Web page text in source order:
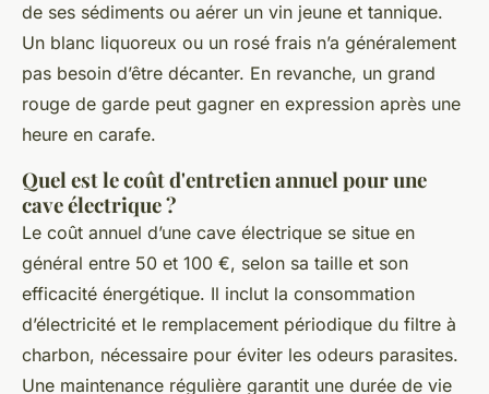
de ses sédiments ou aérer un vin jeune et tannique.
Un blanc liquoreux ou un rosé frais n’a généralement
pas besoin d’être décanter. En revanche, un grand
rouge de garde peut gagner en expression après une
heure en carafe.
Quel est le coût d'entretien annuel pour une
cave électrique ?
Le coût annuel d’une cave électrique se situe en
général entre 50 et 100 €, selon sa taille et son
efficacité énergétique. Il inclut la consommation
d’électricité et le remplacement périodique du filtre à
charbon, nécessaire pour éviter les odeurs parasites.
Une maintenance régulière garantit une durée de vie